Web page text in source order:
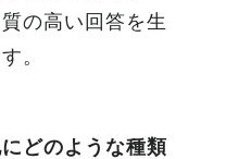
の高い回答を生
。
どのような種類